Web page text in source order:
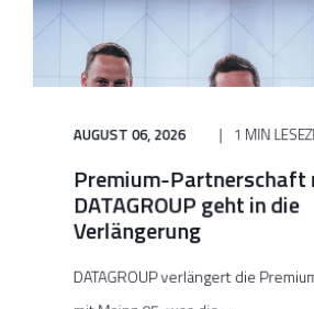
AUGUST 06, 2026 1 MIN
Premium-Partnerschaft
DATAGROUP geht in die
Verlängerung
DATAGROUP verlängert die